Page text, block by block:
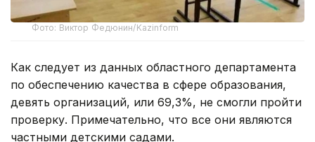
Фото: Виктор Федюнин/Kazinform
Как следует из данных областного департамента
по обеспечению качества в сфере образования,
девять организаций, или 69,3%, не смогли пройти
проверку. Примечательно, что все они являются
частными детскими садами.